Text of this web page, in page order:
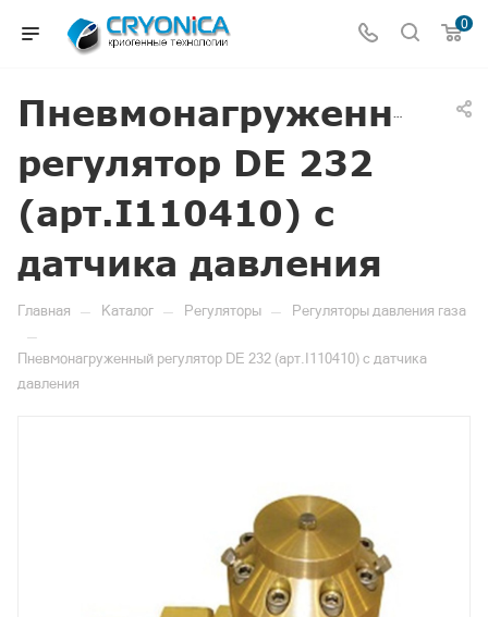
0
Пневмонагруженный
регулятор DE 232
(арт.I110410) с
датчика давления
Главная — Каталог — Регуляторы — Регуляторы давления газа
—
Пневмонагруженный регулятор DE 232 (арт.I110410) с датчика
давления